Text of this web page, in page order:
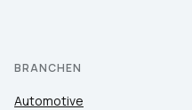
BRANCHEN
Automotive